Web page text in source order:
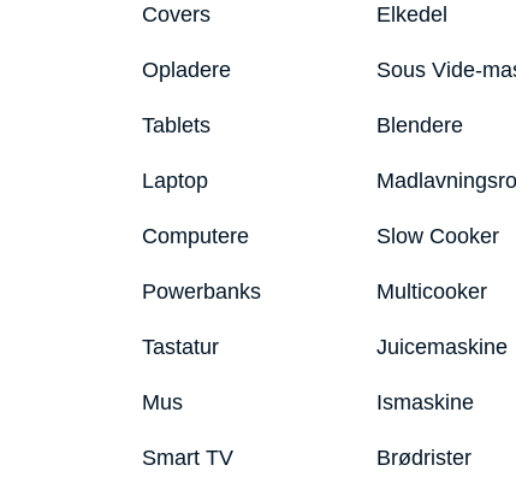
Covers
Opladere
Tablets
Laptop
Computere
Powerbanks
Tastatur
Mus
Smart TV
Elkedel
Sous Vide-
Blendere
Slow Cooker
Multicooker
Juicemaskine
Ismaskine
Brødrister